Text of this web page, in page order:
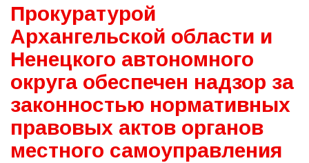
Прокуратурой
Архангельской области и
Ненецкого автономного
округа обеспечен надзор за
законностью нормативных
правовых актов органов
местного самоуправления